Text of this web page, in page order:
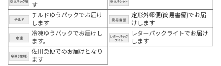
す
チルドゆうパックでお届け
します
定形外郵便(簡易書留)でお届
けします
冷凍ゆうパックでお届けし
ます。
レターパックライトでお届け
します
佐川急便でのお届けとなり
ます